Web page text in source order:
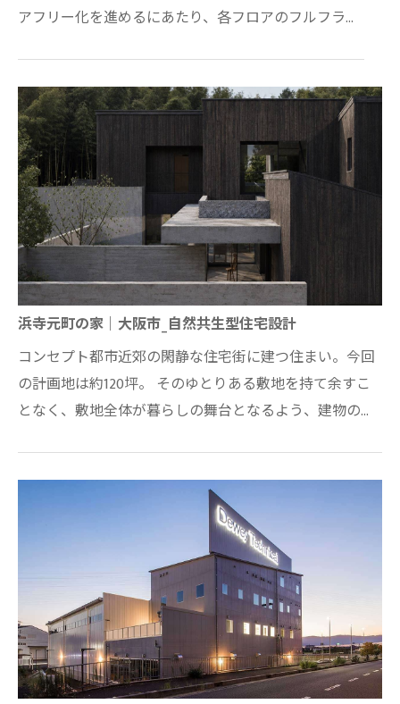
アフリー化を進めるにあたり、各フロアのフルフラッ
浜寺元町の家｜大阪市_自然共生型住宅設計
コンセプト都市近郊の閑静な住宅街に建つ住まい。今回
の計画地は約120坪。 そのゆとりある敷地を持て余すこ
となく、敷地全体が暮らしの舞台となるよう、建物の配